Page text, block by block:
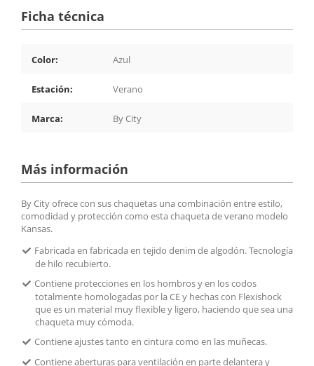
Ficha técnica
Color: Azul
Estación: Verano
Marca: By City
Más información
By City ofrece con sus chaquetas una combinación entre estilo,
comodidad y protección como esta chaqueta de verano modelo
Kansas.
Fabricada en fabricada en tejido denim de algodón. Tecnología
de hilo recubierto.
Contiene protecciones en los hombros y en los codos
totalmente homologadas por la CE y hechas con Flexishock
que es un material muy flexible y ligero, haciendo que sea una
chaqueta muy cómoda.
Contiene ajustes tanto en cintura como en las muñecas.
Contiene aberturas para ventilación en parte delantera y